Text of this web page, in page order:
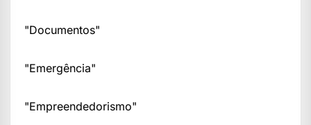
"Documentos"
"Emergência"
"Empreendedorismo"